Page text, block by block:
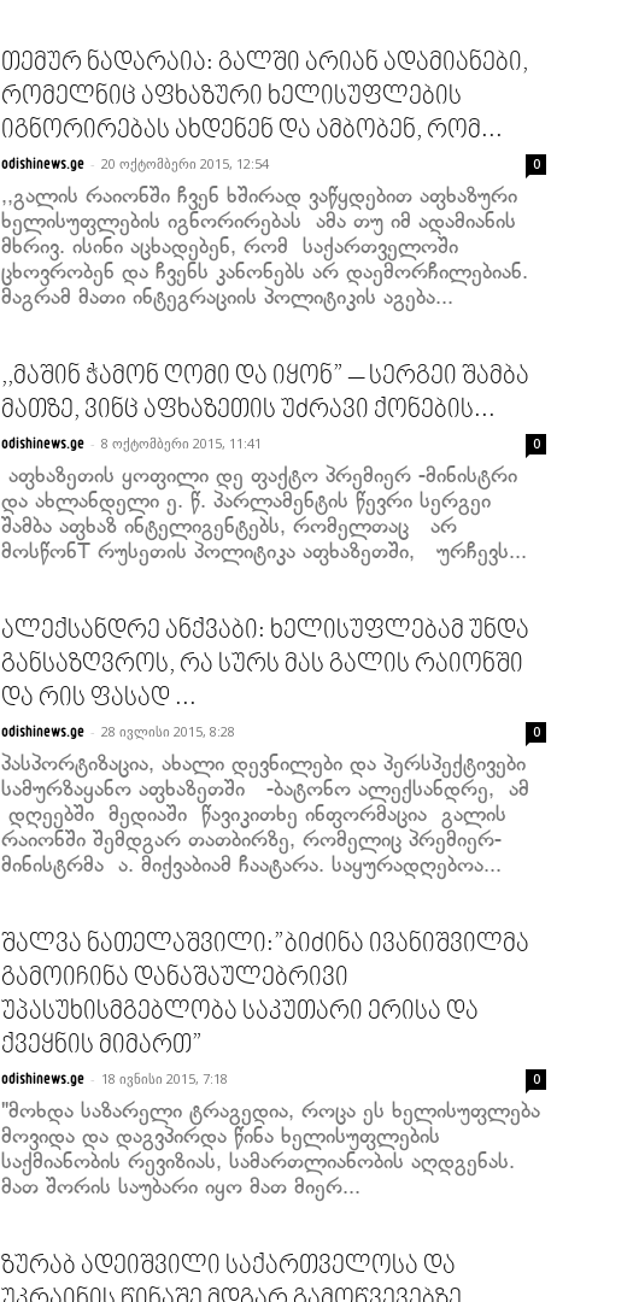
თემურ ნადარაია: გალში არიან ადამიანები,
რომელნიც აფხაზური ხელისუფლების
იგნორირებას ახდენენ და ამბობენ, რომ...
odishinews.ge - 20 ოქტომბერი 2015, 12:54 0
,,გალის რაიონში ჩვენ ხშირად ვაწყდებით აფხაზური
ხელისუფლების იგნორირებას ამა თუ იმ ადამიანის
მხრივ. ისინი აცხადებენ, რომ საქართველოში
ცხოვრობენ და ჩვენს კანონებს არ დაემორჩილებიან.
მაგრამ მათი ინტეგრაციის პოლიტიკის აგება...
,,მაშინ ჭამონ ღომი და იყონ” – სერგეი შამბა
მათზე, ვინც აფხაზეთის უძრავი ქონების...
odishinews.ge - 8 ოქტომბერი 2015, 11:41 0
აფხაზეთის ყოფილი დე ფაქტო პრემიერ -მინისტრი
და ახლანდელი ე. წ. პარლამენტის წევრი სერგეი
შამბა აფხაზ ინტელიგენტებს, რომელთაც არ
მოსწონT რუსეთის პოლიტიკა აფხაზეთში, ურჩევს...
ალექსანდრე ანქვაბი: ხელისუფლებამ უნდა
განსაზღვროს, რა სურს მას გალის რაიონში
და რის ფასად ...
odishinews.ge - 28 ივლისი 2015, 8:28 0
პასპორტიზაცია, ახალი დევნილები და პერსპექტივები
სამურზაყანო აფხაზეთში -ბატონო ალექსანდრე, ამ
დღეებში მედიაში წავიკითხე ინფორმაცია გალის
რაიონში შემდგარ თათბირზე, რომელიც პრემიერ-
მინისტრმა ა. მიქვაბიამ ჩაატარა. საყურადღებოა...
შალვა ნათელაშვილი:”ბიძინა ივანიშვილმა
გამოიჩინა დანაშაულებრივი
უპასუხისმგებლობა საკუთარი ერისა და
ქვეყნის მიმართ”
odishinews.ge - 18 ივნისი 2015, 7:18 0
"მოხდა საზარელი ტრაგედია, როცა ეს ხელისუფლება
მოვიდა და დაგვპირდა წინა ხელისუფლების
საქმიანობის რევიზიას, სამართლიანობის აღდგენას.
მათ შორის საუბარი იყო მათ მიერ...
ზურაბ ადეიშვილი საქართველოსა და